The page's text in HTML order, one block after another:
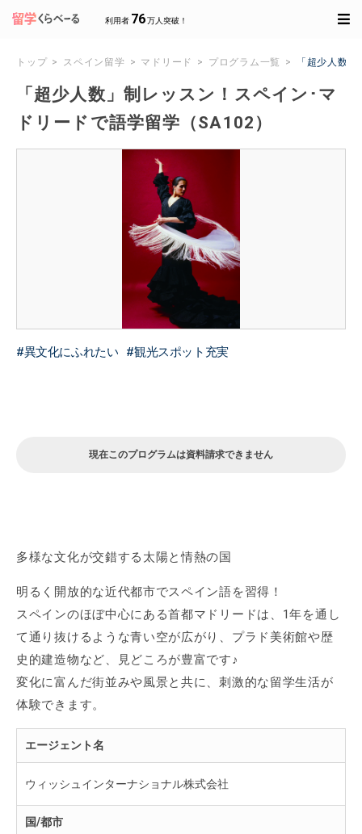
利用者 76万人突破！
トップ スペイン留学 マドリード プログラム一覧 「超少人数
「超少人数」制レッスン！スペイン･マ
ドリードで語学留学（SA102）
異文化にふれたい 観光スポット充実
現在このプログラムは資料請求できません
多様な文化が交錯する太陽と情熱の国
明るく開放的な近代都市でスペイン語を習得！
スペインのほぼ中心にある首都マドリードは、1年を通し
て通り抜けるような青い空が広がり、プラド美術館や歴
史的建造物など、見どころが豊富です♪
変化に富んだ街並みや風景と共に、刺激的な留学生活が
体験できます。
エージェント名
ウィッシュインターナショナル株式会社
国/都市